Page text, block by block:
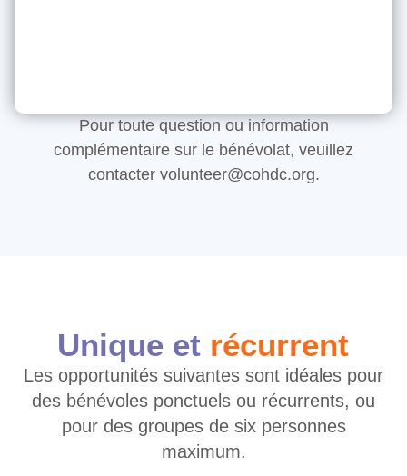
Pour toute question ou information
complémentaire sur le bénévolat, veuillez
contacter volunteer@cohdc.org.
Unique et récurrent
Les opportunités suivantes sont idéales pour
des bénévoles ponctuels ou récurrents, ou
pour des groupes de six personnes
maximum.